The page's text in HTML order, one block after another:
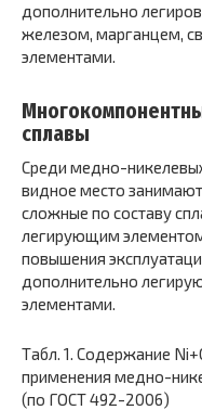
дополнительно
железом, марганцем,
элементами.
сплавы
Среди медно-
видное место
сложные по составу
легирующим
повышения
дополнительно
элементами.
Табл. 1. Содержание
применения медно-
(по ГОСТ 492-2006)